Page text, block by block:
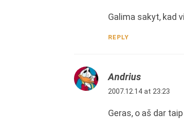
Galima sakyt, kad
REPLY
Andrius
2007.12.14 at 23:23
Geras, o aš dar